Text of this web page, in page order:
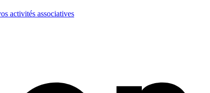
activités associatives